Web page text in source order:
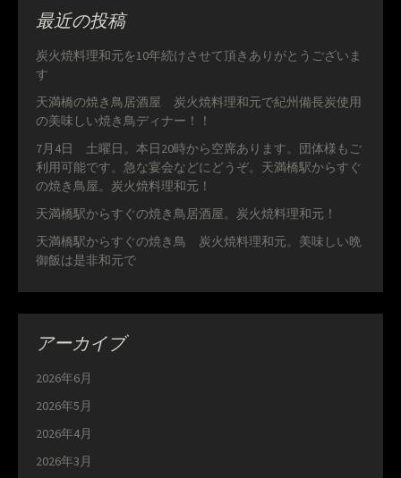
最近の投稿
炭火焼料理和元を10年続けさせて頂きありがとうございま
す
天満橋の焼き鳥居酒屋 炭火焼料理和元で紀州備長炭使用
の美味しい焼き鳥ディナー！！
7月4日 土曜日。本日20時から空席あります。団体様もご
利用可能です。急な宴会などにどうぞ。天満橋駅からすぐ
の焼き鳥屋。炭火焼料理和元！
天満橋駅からすぐの焼き鳥居酒屋。炭火焼料理和元！
天満橋駅からすぐの焼き鳥 炭火焼料理和元。美味しい晩
御飯は是非和元で
アーカイブ
2026年6月
2026年5月
2026年4月
2026年3月